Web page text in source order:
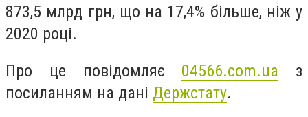
873,5 млрд грн, що на 17,4% більше, ніж у
2020 році.
Про це повідомляє 04566.com.ua з
посиланням на дані Держстату.